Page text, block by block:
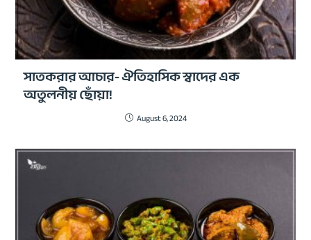
সাতকরার আচার- ঐতিহাসিক স্বাদের এক
অতুলনীয় ছোঁয়া!
August 6, 2024